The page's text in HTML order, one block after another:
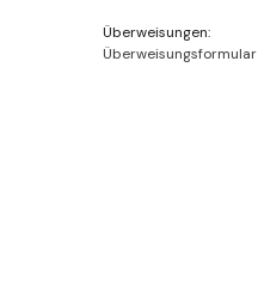
Überweisungen:
Überweisungsformular